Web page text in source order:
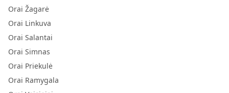
Orai Žagarė
Orai Linkuva
Orai Salantai
Orai Simnas
Orai Priekulė
Orai Ramygala